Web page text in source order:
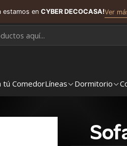
tú ComedorLíneas Dormitorio
estamos en CYBER DECOCASA!Ver